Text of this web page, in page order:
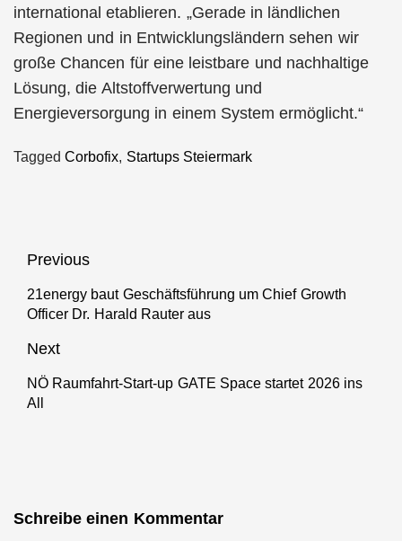
international etablieren. „Gerade in ländlichen
Regionen und in Entwicklungsländern sehen wir
große Chancen für eine leistbare und nachhaltige
Lösung, die Altstoffverwertung und
Energieversorgung in einem System ermöglicht.“
TaggedCorbofix, Startups Steiermark
Beitragsnavigation
Previous
Previous
post:
21energy baut Geschäftsführung um Chief Growth
Officer Dr. Harald Rauter aus
Next
Next
post:
NÖ Raumfahrt-Start-up GATE Space startet 2026 ins
All
Schreibe einen Kommentar